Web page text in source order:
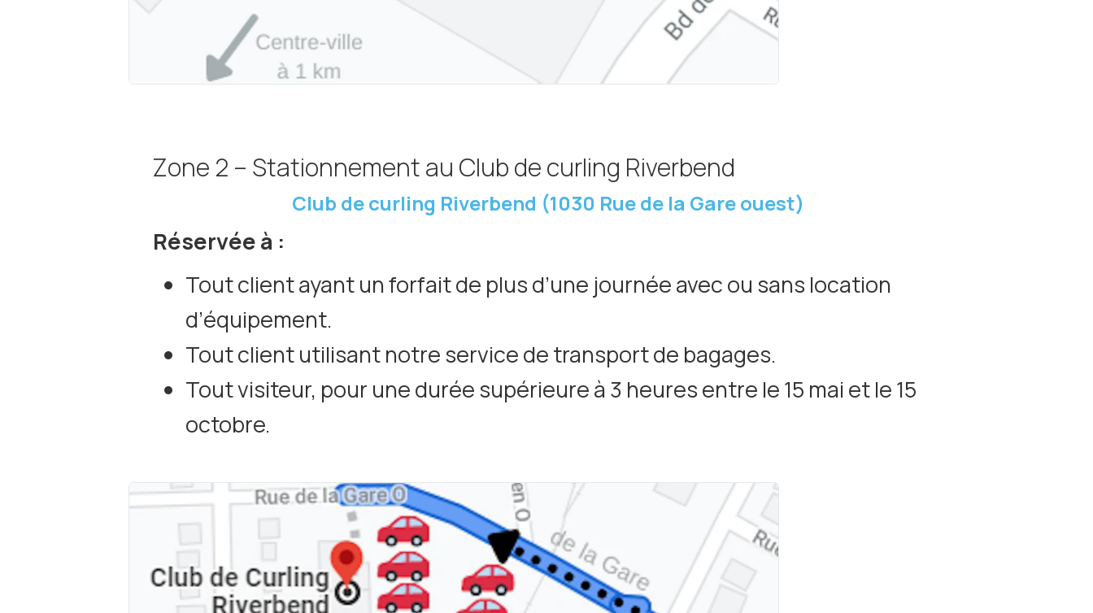
Zone 2 – Stationnement au Club de curling Riverbend
Club de curling Riverbend (1030 Rue de la Gare ouest)
Réservée à :
Tout client ayant un forfait de plus d’une journée avec ou sans location
d’équipement.
Tout client utilisant notre service de transport de bagages.
Tout visiteur, pour une durée supérieure à 3 heures entre le 15 mai et le 15
octobre.